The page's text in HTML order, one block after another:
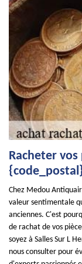
Racheter
Chez Medou
valeur sentimentale
anciennes. C'est
de rachat de vos
soyez à Salles Sur L
nous consulter pour